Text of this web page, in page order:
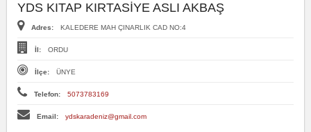
YDS KITAP KIRTASİYE ASLI AKBAŞ
Adres: KALEDERE MAH ÇINARLIK CAD NO:4
İl: ORDU
İlçe: ÜNYE
Telefon: 5073783169
Email: ydskaradeniz@gmail.com